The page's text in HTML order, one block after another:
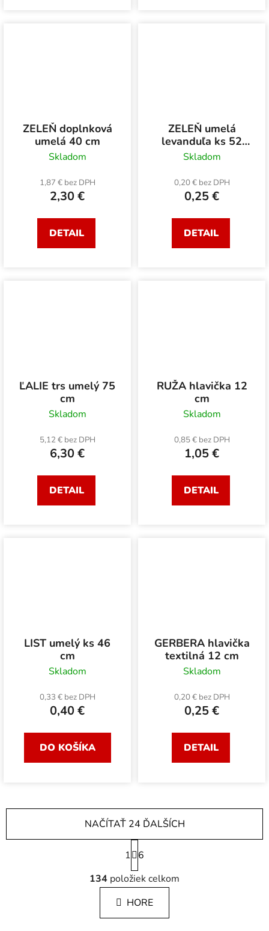
ZELEŇ doplnková
umelá 40 cm
Skladom
1,87 € bez DPH
2,30 €
DETAIL
ZELEŇ umelá
levanduľa ks 52
cm
Skladom
0,20 € bez DPH
0,25 €
DETAIL
ĽALIE trs umelý 75
cm
Skladom
5,12 € bez DPH
6,30 €
DETAIL
RUŽA hlavička 12
cm
Skladom
0,85 € bez DPH
1,05 €
DETAIL
LIST umelý ks 46
cm
Skladom
0,33 € bez DPH
0,40 €
DO KOŠÍKA
GERBERA hlavička
textilná 12 cm
Skladom
0,20 € bez DPH
0,25 €
DETAIL
O
v
l
á
d
NAČÍTAŤ 24 ĎALŠÍCH
S
t
r
á
n
k
1
6
134 položiek celkom
HORE